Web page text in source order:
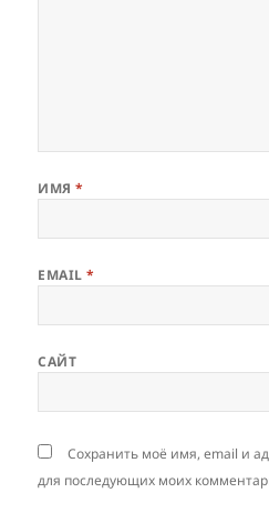
ИМЯ*
EMAIL*
САЙТ
Сохранить моё имя, email и
для последующих моих